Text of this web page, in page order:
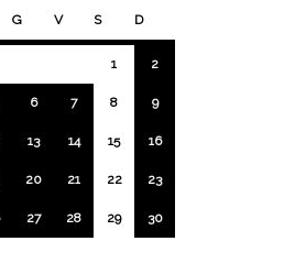
G V S D
1 2
6 7 8 9
13 14 15 16
20 21 22 23
27 28 29 30